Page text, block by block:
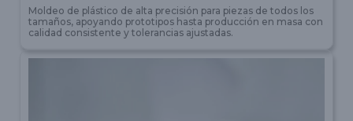
Moldeo de plástico de alta precisión para piezas de todos los
tamaños, apoyando prototipos hasta producción en masa con
calidad consistente y tolerancias ajustadas.